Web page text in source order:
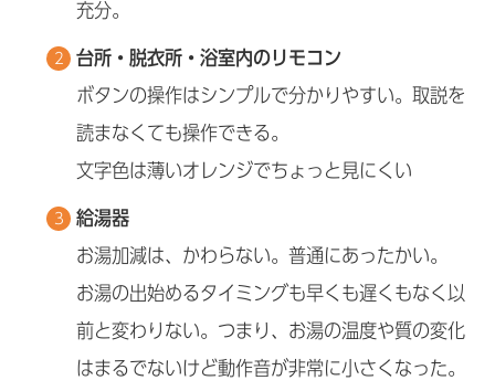
充分。
台所・脱衣所・浴室内のリモコン
ボタンの操作はシンプルで分かりやすい。取説を
読まなくても操作できる。
文字色は薄いオレンジでちょっと見にくい
給湯器
お湯加減は、かわらない。普通にあったかい。
お湯の出始めるタイミングも早くも遅くもなく以
前と変わりない。つまり、お湯の温度や質の変化
はまるでないけど動作音が非常に小さくなった。